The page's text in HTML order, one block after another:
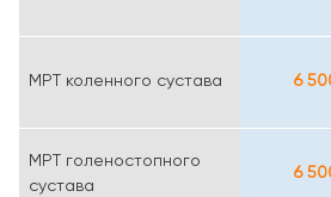
МРТ коленного сустава 6
МРТ голеностопного
сустава
6